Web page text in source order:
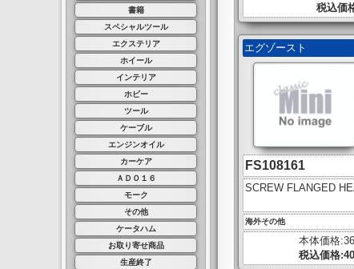
書籍
スペシャルツール
エクステリア
ホイール
インテリア
ホビー
ツール
ケーブル
エンジンオイル
カーケア
ＡＤＯ１６
モーク
その他
ケータハム
お取り寄せ商品
生産終了
税込価
エグゾースト
FS108161
SCREW FLANGED
海外その他
本体価格
税込価格